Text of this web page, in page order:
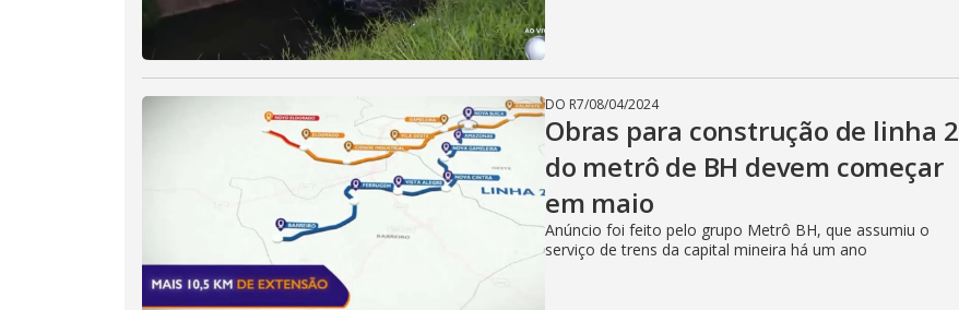
DO R7/08/04/2024
Obras para construção de linha 2
do metrô de BH devem começar
em maio
Anúncio foi feito pelo grupo Metrô BH, que assumiu o
serviço de trens da capital mineira há um ano